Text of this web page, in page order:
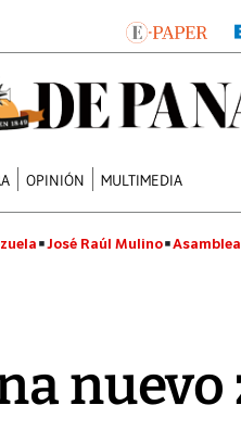
OPINIÓN MULTIMEDIA
José Raúl Mulino
nuevo